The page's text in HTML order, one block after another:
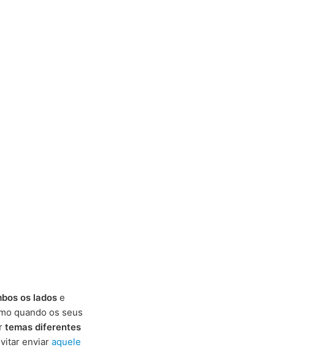
os lados e
quando os seus
temas diferentes
enviar aquele